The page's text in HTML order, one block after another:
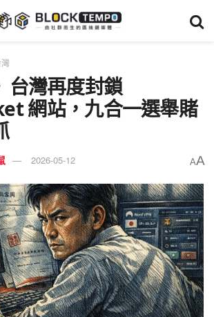
台灣再度封鎖
網站，九合一選舉賭
2026-05-12 AA